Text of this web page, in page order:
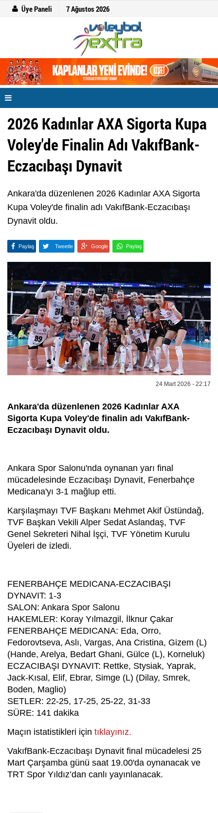
Üye Paneli 7 Ağustos 2026
2026 Kadınlar AXA Sigorta Kupa
Voley'de Finalin Adı VakıfBank-
Eczacıbaşı Dynavit
Ankara'da düzenlenen 2026 Kadınlar AXA Sigorta
Kupa Voley'de finalin adı VakıfBank-Eczacıbaşı
Dynavit oldu.
Paylaş Tweetle Google Paylaş
24 Mart 2026 - 22:17
Ankara'da düzenlenen 2026 Kadınlar AXA
Sigorta Kupa Voley'de finalin adı VakıfBank-
Eczacıbaşı Dynavit oldu.
Ankara Spor Salonu'nda oynanan yarı final
mücadelesinde Eczacıbaşı Dynavit, Fenerbahçe
Medicana'yı 3-1 mağlup etti.
Karşılaşmayı TVF Başkanı Mehmet Akif Üstündağ,
TVF Başkan Vekili Alper Sedat Aslandaş, TVF
Genel Sekreteri Nihal İşçi, TVF Yönetim Kurulu
Üyeleri de izledi.
FENERBAHÇE MEDICANA-ECZACIBAŞI
DYNAVIT: 1-3
SALON: Ankara Spor Salonu
HAKEMLER: Koray Yılmazgil, İlknur Çakar
FENERBAHÇE MEDICANA: Eda, Orro,
Fedorovtseva, Aslı, Vargas, Ana Cristina, Gizem (L)
(Hande, Arelya, Bedart Ghani, Gülce (L), Korneluk)
ECZACIBAŞI DYNAVIT: Rettke, Stysiak, Yaprak,
Jack-Kısal, Elif, Ebrar, Simge (L) (Dilay, Smrek,
Boden, Maglio)
SETLER: 22-25, 17-25, 25-22, 31-33
SÜRE: 141 dakika
Maçın istatistikleri için tıklayınız.
VakıfBank-Eczacıbaşı Dynavit final mücadelesi 25
Mart Çarşamba günü saat 19.00'da oynanacak ve
TRT Spor Yıldız’dan canlı yayınlanacak.